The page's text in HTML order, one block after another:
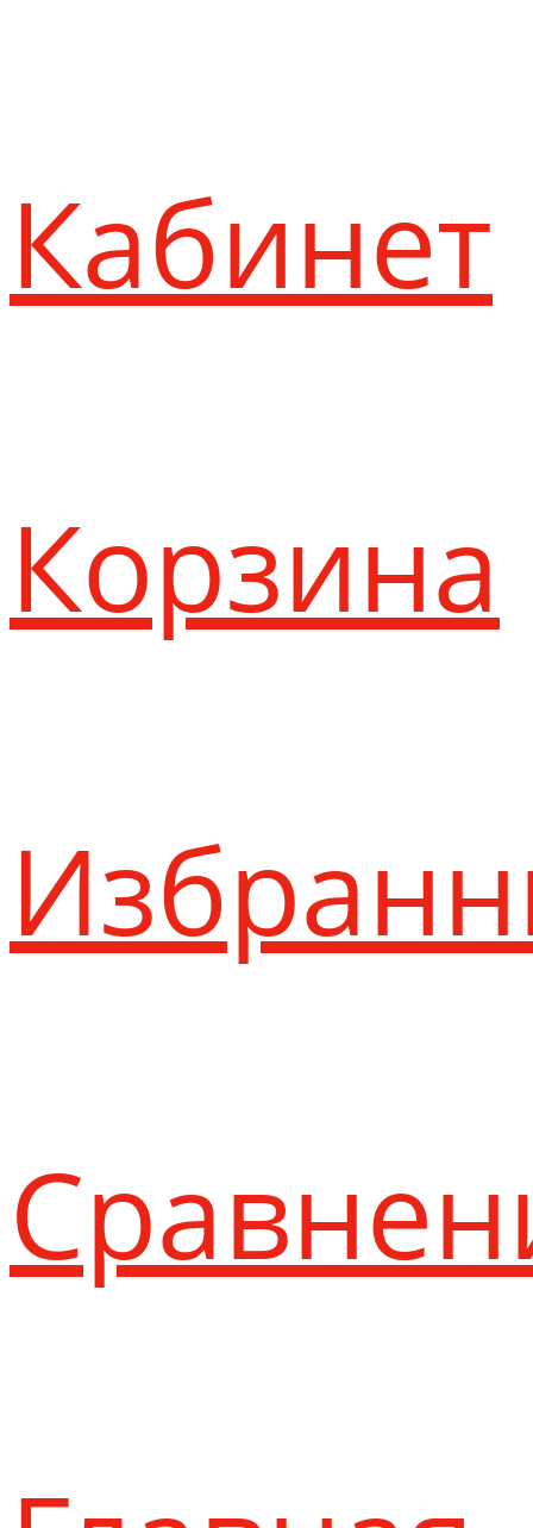
Кабинет
Корзина